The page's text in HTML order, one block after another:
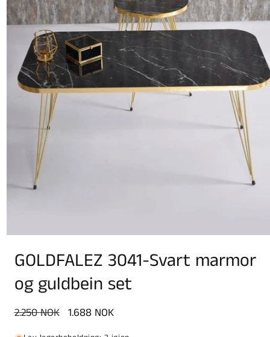
GOLDFALEZ 3041-Svart marmor
og guldbein set
Vanlig
2.250 NOK Salgspris
1.688 NOK